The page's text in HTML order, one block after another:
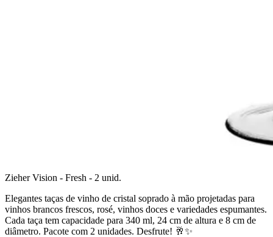
Zieher Vision - Fresh - 2 unid.
Elegantes taças de vinho de cristal soprado à mão projetadas para
vinhos brancos frescos, rosé, vinhos doces e variedades espumantes.
Cada taça tem capacidade para 340 ml, 24 cm de altura e 8 cm de
diâmetro. Pacote com 2 unidades. Desfrute! 🥂✨